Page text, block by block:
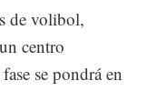
de volibol,
centro
se pondrá en